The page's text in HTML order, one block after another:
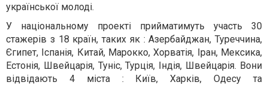
української молоді.
У національному проекті прийматимуть участь 30
стажерів з 18 країн, таких як : Азербайджан, Туреччина,
Єгипет, Іспанія, Китай, Марокко, Хорватія, Іран, Мексика,
Естонія, Швейцарія, Туніс, Турція, Індія, Швейцарія. Вони
відвідають 4 міста : Київ, Харків, Одесу та